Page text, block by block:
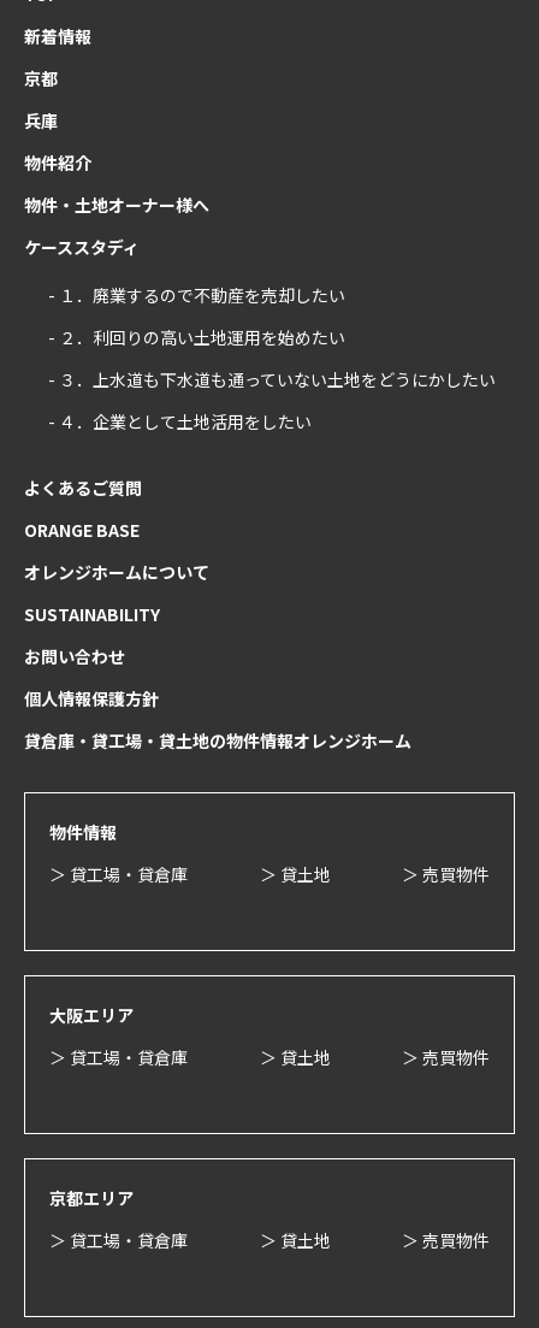
新着情報
京都
兵庫
物件紹介
物件・土地オーナー様へ
ケーススタディ
- １．廃業するので不動産を売却したい
- ２．利回りの高い土地運用を始めたい
- ３．上水道も下水道も通っていない土地をどうにかしたい
- ４．企業として土地活用をしたい
よくあるご質問
ORANGE BASE
オレンジホームについて
SUSTAINABILITY
お問い合わせ
個人情報保護方針
貸倉庫・貸工場・貸土地の物件情報オレンジホーム
物件情報
＞ 貸工場・貸倉庫
＞ 貸土地 ＞ 売買物件
大阪エリア
＞ 貸工場・貸倉庫
＞ 貸土地 ＞ 売買物件
京都エリア
＞ 貸工場・貸倉庫
＞ 貸土地 ＞ 売買物件